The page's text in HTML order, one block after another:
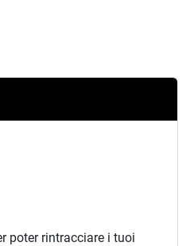
poter rintracciare i tuoi